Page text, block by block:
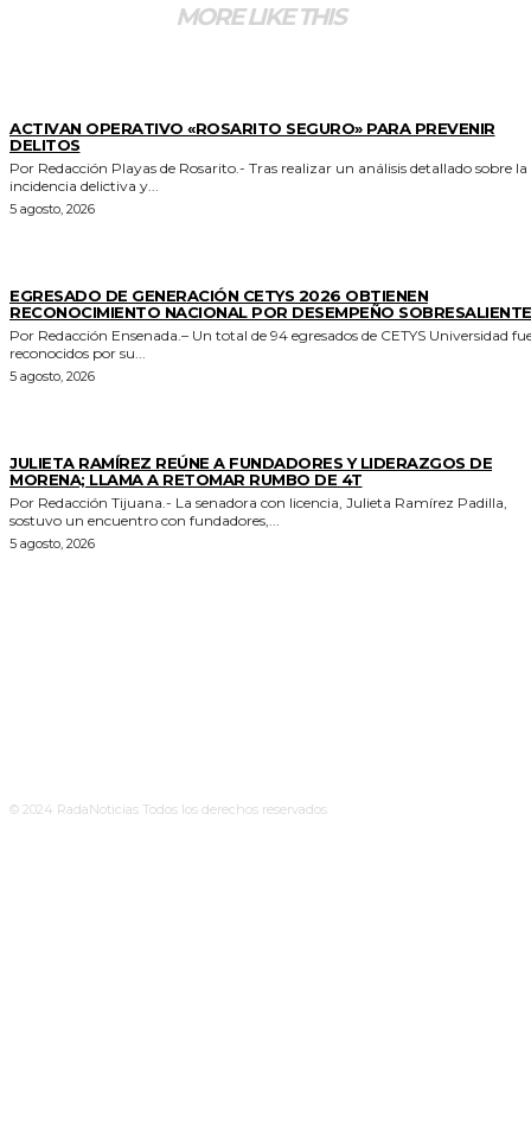
MORE LIKE THIS
ACTIVAN OPERATIVO «ROSARITO SEGURO» PARA PREVENIR
DELITOS
Por Redacción Playas de Rosarito.- Tras realizar un análisis detallado sobre la
incidencia delictiva y...
5 agosto, 2026
EGRESADO DE GENERACIÓN CETYS 2026 OBTIENEN
RECONOCIMIENTO NACIONAL POR DESEMPEÑO SOBRESALIENTE
Por Redacción Ensenada.– Un total de 94 egresados de CETYS Universidad
reconocidos por su...
5 agosto, 2026
JULIETA RAMÍREZ REÚNE A FUNDADORES Y LIDERAZGOS DE
MORENA; LLAMA A RETOMAR RUMBO DE 4T
Por Redacción Tijuana.- La senadora con licencia, Julieta Ramírez Padilla,
sostuvo un encuentro con fundadores,...
5 agosto, 2026
© 2024 RadaNoticias Todos los derechos reservados